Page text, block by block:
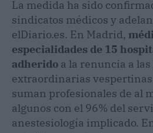
La medida ha sido
sindicatos médicos y
elDiario.es. En Madrid,
especialidades de 15
adherido a la renuncia a
extraordinarias
suman profesionales de al
algunos con el 96% del
anestesiología implicado.